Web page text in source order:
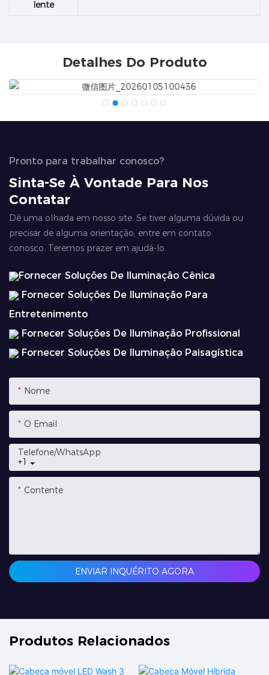
lente
Detalhes Do Produto
Pronto para trabalhar conosco?
Sinta-Se À Vontade Para Nos
Contatar
Dê uma olhada em nosso site. Se tiver alguma dúvida ou
precisar de alguma orientação, entre em contato
conosco. Teremos prazer em ajudá-lo.
Fornecer Soluções De Iluminação Cênica
Fornecer Soluções De Iluminação Para
Entretenimento
Fornecer Soluções De Iluminação Profissional
Fornecer Soluções De Iluminação Paisagística
Nome
O Email
+1
Telefone/whatsApp
Contente
ENVIAR INQUÉRITO AGORA
Produtos Relacionados